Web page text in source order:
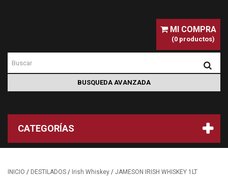
MI COMPRA
(0 productos)
CATEGORÍAS
INICIO / DESTILADOS / Irish Whiskey / JAMESON IRISH WHISKEY 1LT